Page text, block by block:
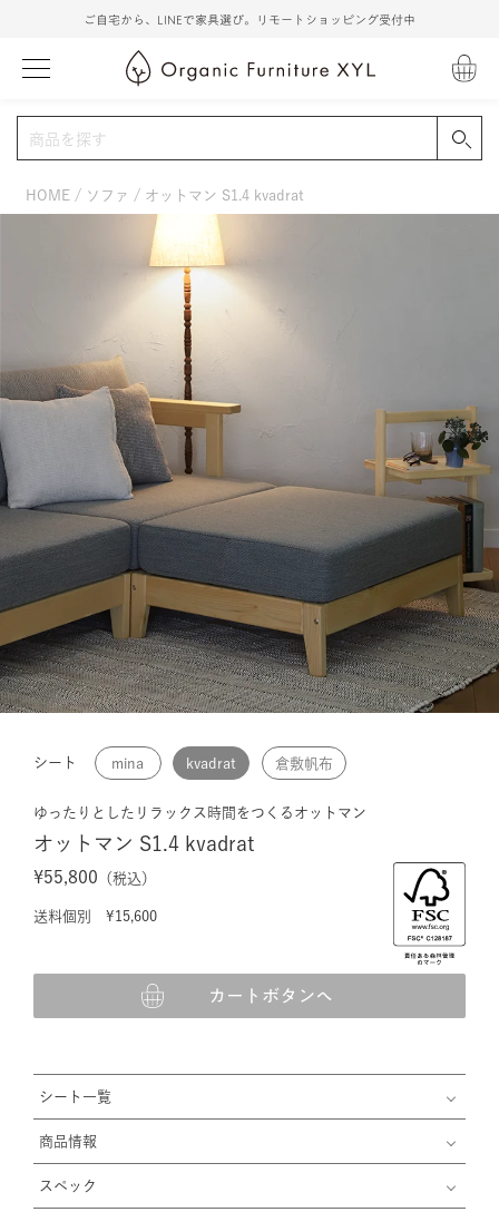
ご自宅から、LINEで家具選び。リモートショッピング受付中
HOME ソファ オットマン S1.4 kvadrat
シート mina kvadrat 倉敷帆布
ゆったりとしたリラックス時間をつくるオットマン
オットマン S1.4 kvadrat
¥55,800 （税込）
送料個別 ¥15,600
カートボタンへ
シート一覧
商品情報
スペック